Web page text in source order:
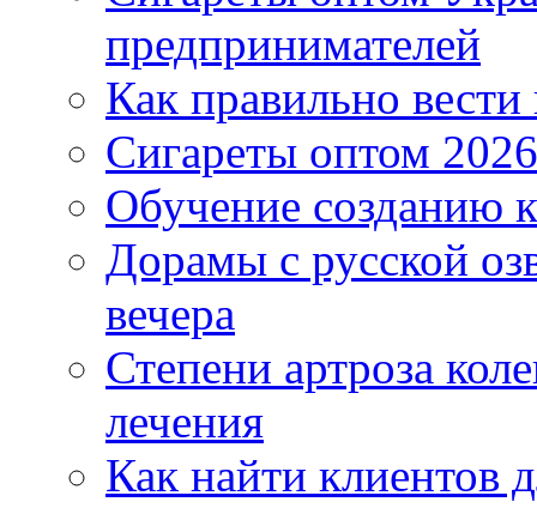
предпринимателей
Как правильно
Сигареты оптом
Обучение созданию
Дорамы с русской
вечера
Степени артроза
лечения
Как найти клиентов